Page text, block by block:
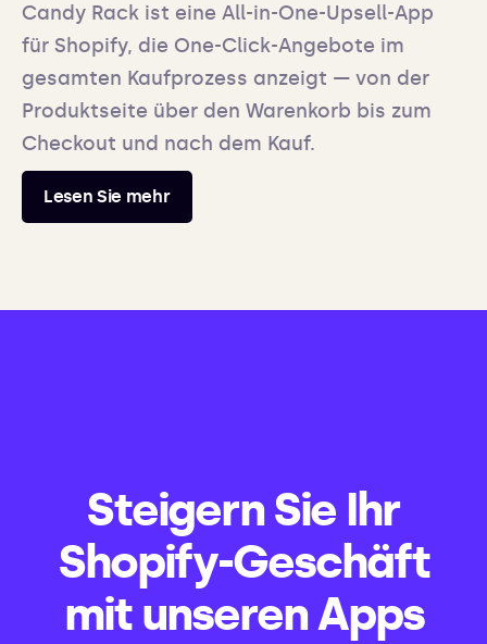
Candy Rack ist eine All-in-One-Upsell-App
für Shopify, die One-Click-Angebote im
gesamten Kaufprozess anzeigt — von der
Produktseite über den Warenkorb bis zum
Checkout und nach dem Kauf.
Lesen Sie mehr
Steigern Sie Ihr
Shopify-Geschäft
mit unseren Apps